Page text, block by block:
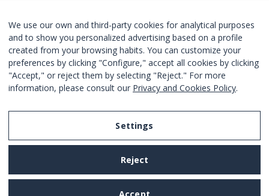
ISCRIVITI PER OTTENERE LE OFFERTE MIGLIORI
UNISCITI
Accetto i termini e condizioni.
We use our own and third-party cookies for analytical purposes
and to show you personalized advertising based on a profile
created from your browsing habits. You can customize your
preferences by clicking "Configure," accept all cookies by clicking
"Accept," or reject them by selecting "Reject." For more
information, please consult our Privacy and Cookies Policy.
Settings
Reject
Legal Notice
Privacy and Cookies Policy
Terms and Conditions of Use